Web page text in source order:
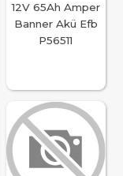
12V 65Ah Amper
Banner Akü Efb
P56511